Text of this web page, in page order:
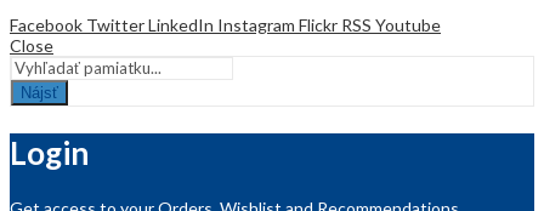
Facebook TwitterLinkedIn Instagram Flickr RSS Youtube
Close
Nájsť
Login